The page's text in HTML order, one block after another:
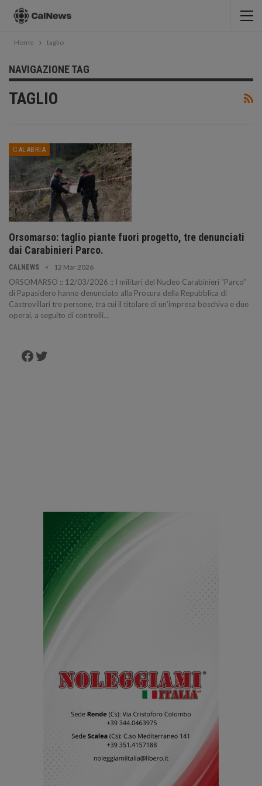
Home taglio
NAVIGAZIONE TAG
TAGLIO
CALABRIA
Orsomarso: taglio piante fuori progetto, tre denunciati
dai Carabinieri Parco.
CALNEWS 12 Mar 2026
ORSOMARSO :: 12/03/2026 :: I militari del Nucleo Carabinieri “Parco”
di Papasidero hanno denunciato alla Procura della Repubblica di
Castrovillari tre persone, tra cui il titolare di un’impresa boschiva e due
operai, a seguito di controlli…
Facebook
Twitter